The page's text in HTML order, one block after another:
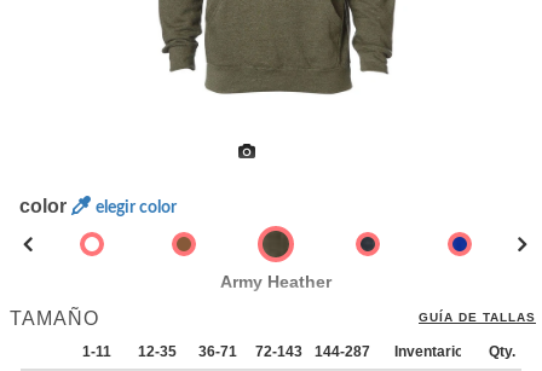
color elegir color
Army Heather
TAMAÑO GUÍA DE TALLAS
1-11 12-35 36-71 72-143 144-287 288 + Más
Inventario Qty.